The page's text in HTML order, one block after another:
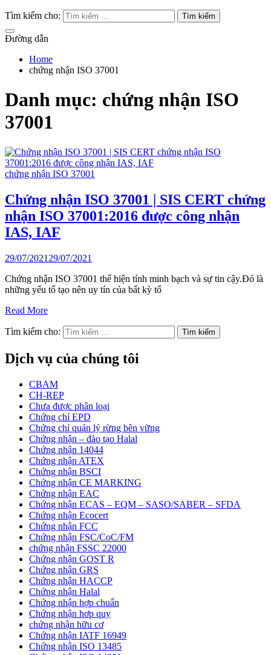
Tìm kiếm cho:
Đường dẫn
Home
chứng nhận ISO 37001
Danh mục: chứng nhận ISO
37001
chứng nhận ISO 37001
Chứng nhận ISO 37001 | SIS CERT chứng
nhận ISO 37001:2016 được công nhận
IAS, IAF
29/07/2021 29/07/2021
Chứng nhận ISO 37001 thể hiện tính minh bạch và sự tin cậy.Đó là
những yếu tố tạo nên uy tín của bất kỳ tổ
Read More
Tìm kiếm cho:
Dịch vụ của chúng tôi
CBAM
CH-REP
Chưa được phân loại
Chứng chỉ EPD
Chứng chỉ quản lý rừng bên vững
Chứng nhận – đào tạo Halal
Chứng nhận 14044
Chứng nhận ATEX
Chứng nhận BSCI
Chứng nhận CE MARKING
Chứng nhận EAC
Chứng nhận ECAS – EQM – SASO/SABER – SFDA
Chứng nhận Ecocert
Chứng nhận FCC
Chứng nhận FSC/CoC/FM
chứng nhận FSSC 22000
Chứng nhận GOST R
Chứng nhận GRS
Chứng nhận HACCP
Chứng nhận Halal
Chứng nhận hợp chuẩn
Chứng nhận hơp quy
chứng nhận hữu cơ
Chứng nhận IATF 16949
Chứng nhận ISO 13485